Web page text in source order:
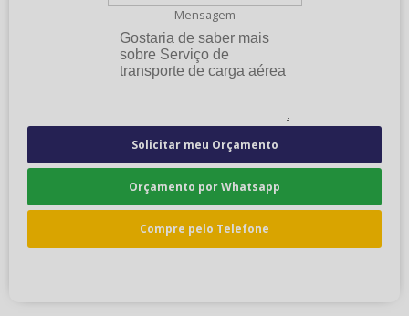
Mensagem
Solicitar meu Orçamento
Orçamento por Whatsapp
Compre pelo Telefone